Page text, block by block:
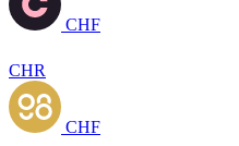
CHF
CHR
CHF